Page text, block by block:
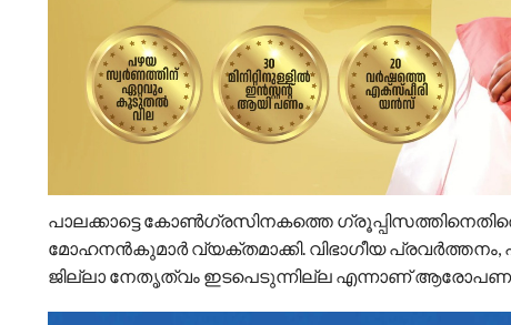
പാലക്കാട്ടെ കോൺഗ്രസിനകത്തെ
മോഹനൻകുമാർ വ്യക്തമാക്കി. വിഭാഗീയ പ്രവർത്തനം,
ജില്ലാ നേതൃത്വം ഇടപെടുന്നില്ല എന്നാണ്